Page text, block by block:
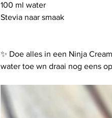
100 ml water
Stevia naar smaak
✨️ Doe alles in een Ninja
water toe wn draai nog eens